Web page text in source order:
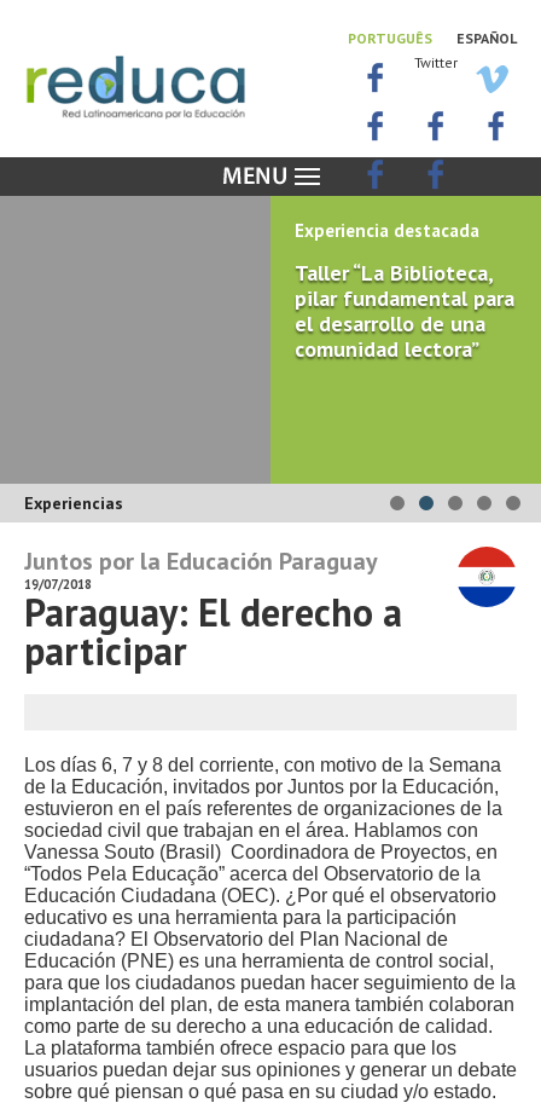
ESPAÑOL
PORTUGUÊS
Twitter
Experiencias
Experiencia destacada
Taller “La Biblioteca,
pilar fundamental para
el desarrollo de una
comunidad lectora”
Juntos por la Educación Paraguay
19/07/2018
Paraguay: El derecho a
participar
Los días 6, 7 y 8 del corriente, con motivo de la Semana
de la Educación, invitados por Juntos por la Educación,
estuvieron en el país referentes de organizaciones de la
sociedad civil que trabajan en el área. Hablamos con
Vanessa Souto (Brasil) Coordinadora de Proyectos, en
“Todos Pela Educação” acerca del Observatorio de la
Educación Ciudadana (OEC). ¿Por qué el observatorio
educativo es una herramienta para la participación
ciudadana? El Observatorio del Plan Nacional de
Educación (PNE) es una herramienta de control social,
para que los ciudadanos puedan hacer seguimiento de la
implantación del plan, de esta manera también colaboran
como parte de su derecho a una educación de calidad.
La plataforma también ofrece espacio para que los
usuarios puedan dejar sus opiniones y generar un debate
sobre qué piensan o qué pasa en su ciudad y/o estado.